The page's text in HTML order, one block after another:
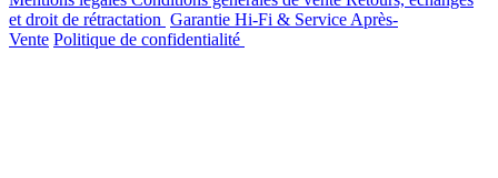
et droit de rétractation Garantie Hi-Fi & Service Après-
Vente Politique de confidentialité